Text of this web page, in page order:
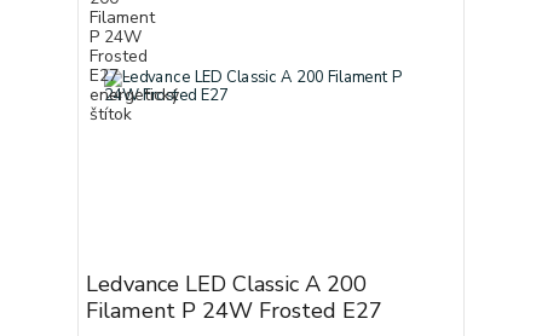
Ledvance LED Classic A 200
Filament P 24W Frosted E27